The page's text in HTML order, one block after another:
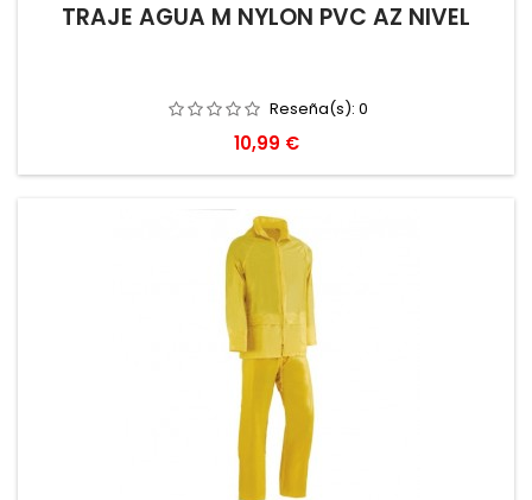
TRAJE AGUA M NYLON PVC AZ NIVEL
Reseña(s): 0
Precio
10,99 €